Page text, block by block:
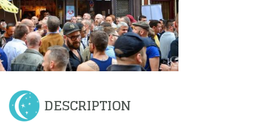
DESCRIPTION